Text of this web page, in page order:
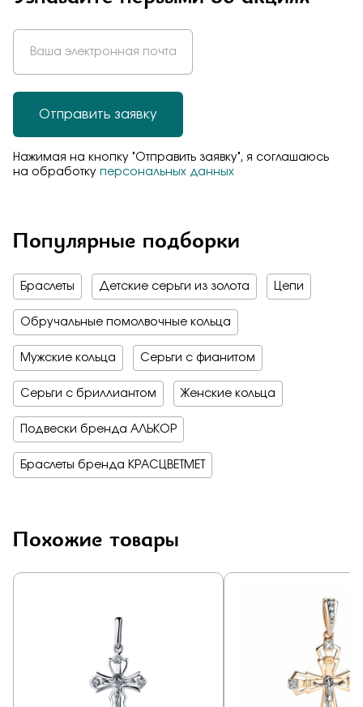
Отправить заявку
Нажимая на кнопку "Отправить заявку", я соглашаюсь
на обработку персональных данных
Популярные подборки
Браслеты Детские серьги из золота Цепи
Обручальные помолвочные кольца
Мужские кольца Серьги с фианитом
Серьги с бриллиантом Женские кольца
Подвески бренда АЛЬКОР
Браслеты бренда КРАСЦВЕТМЕТ
Похожие товары